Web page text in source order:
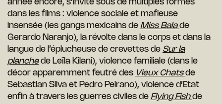
année encore, s’invite sous de multiples formes
dans les films : violence sociale et mafieuse
insensée (les gangs mexicains de Miss Balade
Gerardo Naranjo), la révolte dans le corps et dans la
langue de l’éplucheuse de crevettes de Sur la
planchede Leïla Kilani), violence familiale (dans le
décor apparemment feutré des Vieux Chatsde
Sebastian Silva et Pedro Peirano), violence d’Etat
enfin à travers les guerres civiles de Flying Fishde